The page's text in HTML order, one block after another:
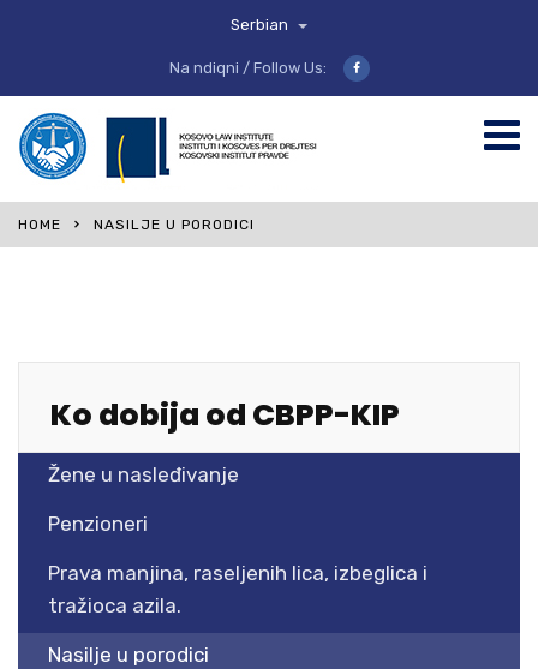
Serbian
Na ndiqni / Follow Us:
HOME NASILJE U PORODICI
Ko dobija od CBPP-KIP
Žene u nasleđivanje
Penzioneri
Prava manjina, raseljenih lica, izbeglica i
tražioca azila.
Nasilje u porodici